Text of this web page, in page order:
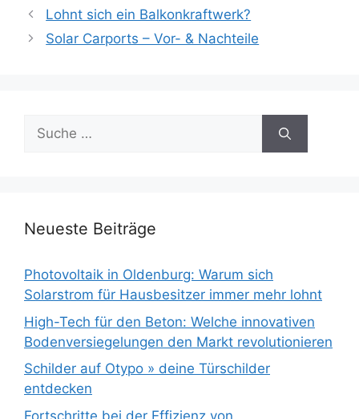
Beitrags-
Navigation
Lohnt sich ein Balkonkraftwerk?
Solar Carports – Vor- & Nachteile
Suche
nach:
Neueste Beiträge
Photovoltaik in Oldenburg: Warum sich
Solarstrom für Hausbesitzer immer mehr lohnt
High-Tech für den Beton: Welche innovativen
Bodenversiegelungen den Markt revolutionieren
Schilder auf Otypo » deine Türschilder
entdecken
Fortschritte bei der Effizienz von